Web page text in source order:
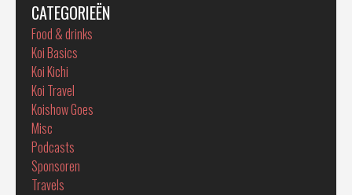
CATEGORIEËN
Food & drinks
Koi Basics
Koi Kichi
Koi Travel
Koishow Goes
Misc
Podcasts
Sponsoren
Travels